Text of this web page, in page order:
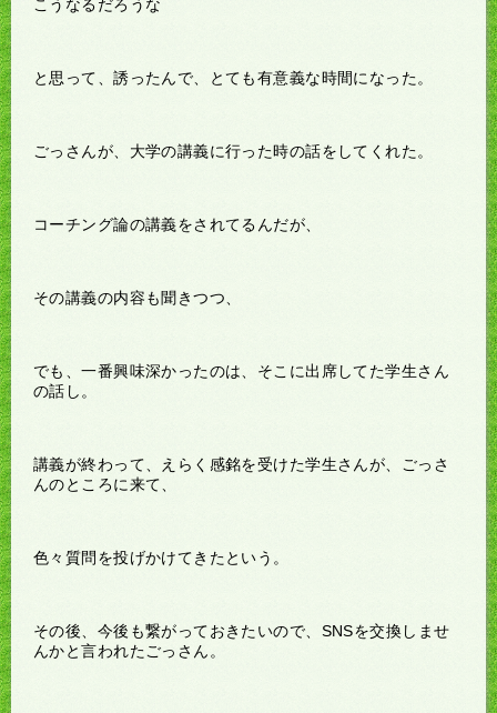
こうなるだろうな
と思って、誘ったんで、とても有意義な時間になった。
ごっさんが、大学の講義に行った時の話をしてくれた。
コーチング論の講義をされてるんだが、
その講義の内容も聞きつつ、
でも、一番興味深かったのは、そこに出席してた学生さん
の話し。
講義が終わって、えらく感銘を受けた学生さんが、ごっさ
んのところに来て、
色々質問を投げかけてきたという。
その後、今後も繋がっておきたいので、SNSを交換しませ
んかと言われたごっさん。